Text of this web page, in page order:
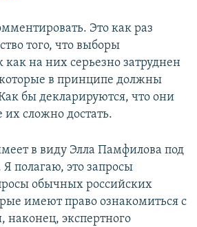
Это как раз
того, что выборы
на них серьезно затруднен
в принципе должны
бы декларируются, что они
сложно достать.
в виду Элла Памфилова под
полагаю, это запросы
обычных российских
имеют право ознакомиться с
экспертного